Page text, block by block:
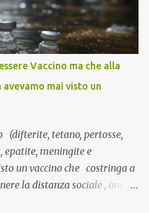
mai utilizzate prima su
e di discussione
La tua. Lo si somministra
fattori di rischio, spesso già
Non c’è presa in carico.
Vaccino ma che alla
mai visto un
(difterite, tetano, pertosse,
epatite, meningite e
un vaccino che costringa a
la distanza sociale , anche